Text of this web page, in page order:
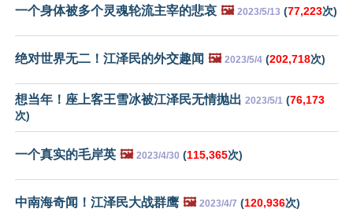
一个身体被多个灵魂轮流主宰的悲哀 🖼️ 2023/5/13 (77,223次)
绝对世界无二！江泽民的外交趣闻 🖼️ 2023/5/4 (202,718次)
想当年！座上客王雪冰被江泽民无情抛出 2023/5/1 (76,173
次)
一个真实的毛岸英 🖼️ 2023/4/30 (115,365次)
中南海奇闻！江泽民大战群鹰 🖼️ 2023/4/7 (120,936次)